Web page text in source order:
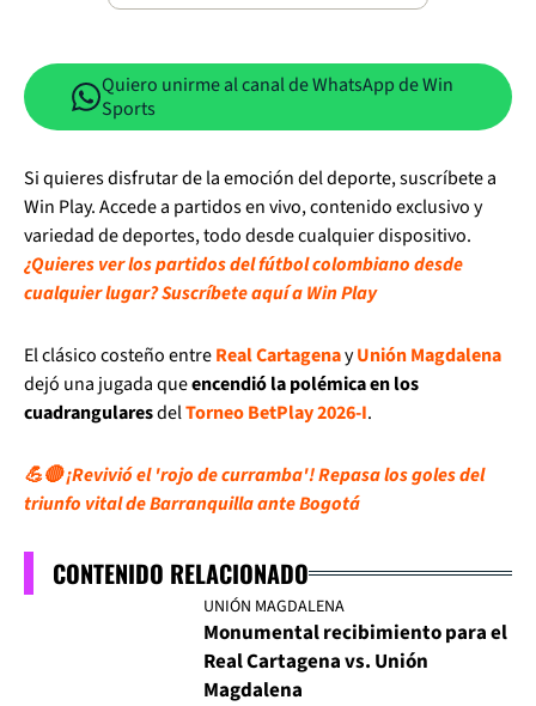
Quiero unirme al canal de WhatsApp de Win
Sports
Si quieres disfrutar de la emoción del deporte, suscríbete a
Win Play. Accede a partidos en vivo, contenido exclusivo y
variedad de deportes, todo desde cualquier dispositivo.
¿Quieres ver los partidos del fútbol colombiano desde
cualquier lugar? Suscríbete aquí a Win Play
El clásico costeño entreReal CartagenayUnión Magdalena
dejó una jugada queencendió la polémica en los
cuadrangularesdelTorneo BetPlay 2026-I.
💪🔴 ¡Revivió el 'rojo de curramba'! Repasa los goles del
triunfo vital de Barranquilla ante Bogotá
CONTENIDO RELACIONADO
UNIÓN MAGDALENA
Monumental recibimiento para el
Real Cartagena vs. Unión
Magdalena